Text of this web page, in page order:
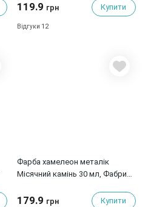
119.9 грн Купити
Відгуки 12
Фарба хамелеон металік
Місячний камінь 30 мл, Фабрика
179.9 грн Купити